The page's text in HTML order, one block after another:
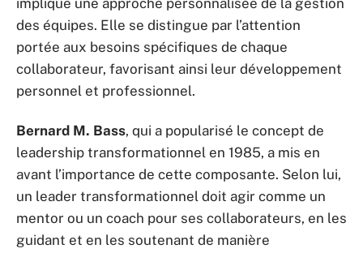
des équipes. Elle se distingue par l’attention
portée aux besoins spécifiques de chaque
collaborateur, favorisant ainsi leur développement
personnel et professionnel.
Bernard M. Bass, qui a popularisé le concept de
leadership transformationnel en 1985, a mis en
avant l’importance de cette composante. Selon lui,
un leader transformationnel doit agir comme un
mentor ou un coach pour ses collaborateurs, en les
guidant et en les soutenant de manière